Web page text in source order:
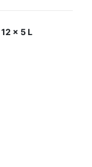
12 x 5 L